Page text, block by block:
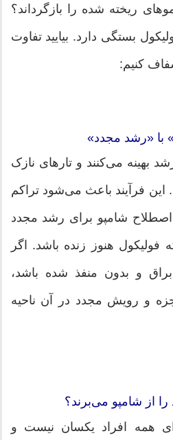
ریخته شده را بازگرداند؟
بستگی دارد. بیایید تفاوت
کنیم:
با «رشد مجدد»
بهینه می‌کنند و تارهای نازک
فرآیند باعث می‌شود تراکم
اصطلاح شامپو برای رشد مجدد
هنوز زنده باشد. اگر
و بدون منفذ شده باشد،
و رویش مجدد در آن ناحیه
از شامپو می‌برند؟
همه افراد یکسان نیست و